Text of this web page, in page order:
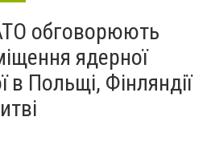
обговорюють
ядерної
в Польщі, Фінляндії